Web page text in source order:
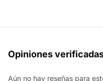
Opiniones
Aún no hay reseñas para